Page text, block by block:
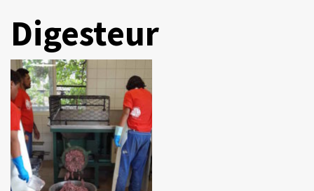
Digesteur